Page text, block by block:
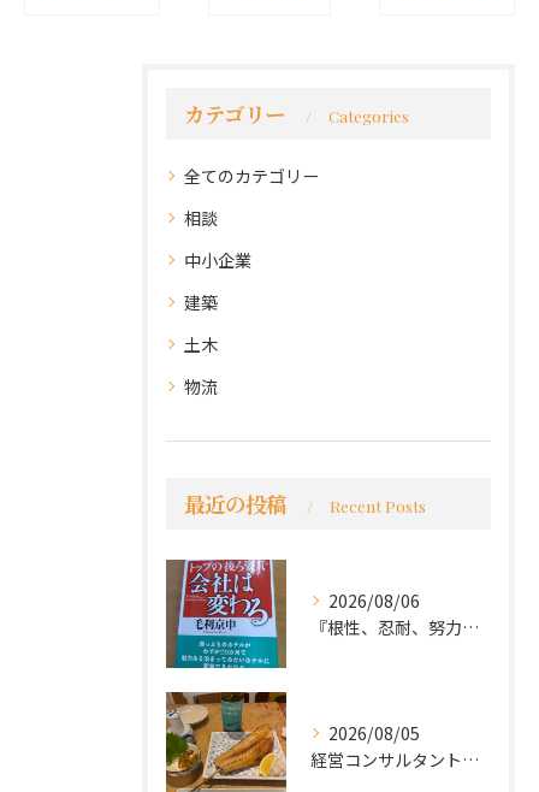
カテゴリー Categories
全てのカテゴリー
相談
中小企業
建築
土木
物流
最近の投稿 Recent Posts
2026/08/06
『根性、忍耐、努力という言葉は死語なのか』
2026/08/05
経営コンサルタントのモーちゃん・毛利京申です。